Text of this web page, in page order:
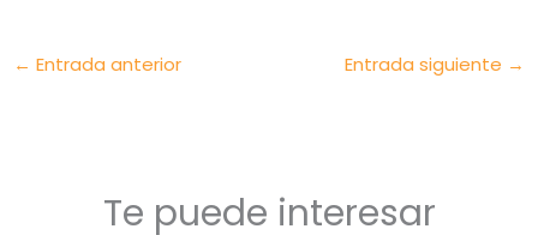
← Entrada anterior Entrada siguiente →
Te puede interesar